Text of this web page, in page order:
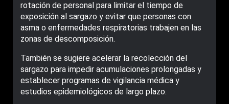
rotación de personal para limitar el tiempo de
exposición al sargazo y evitar que personas con
asma o enfermedades respiratorias trabajen en las
zonas de descomposición.
También se sugiere acelerar la recolección del
sargazo para impedir acumulaciones prolongadas y
establecer programas de vigilancia médica y
estudios epidemiológicos de largo plazo.